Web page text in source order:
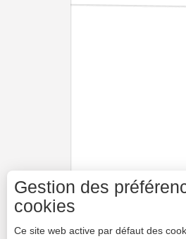
Gestion des
cookies
Ce site web active par défaut des